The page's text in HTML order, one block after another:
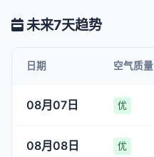
未来7天趋势
日期 空气质量
08月07日 优
08月08日 优